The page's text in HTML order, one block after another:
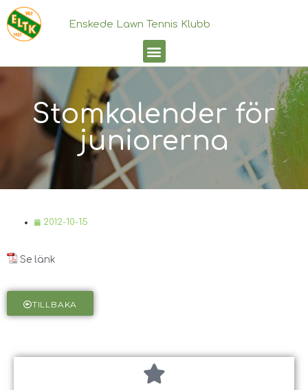
Enskede Lawn Tennis Klubb
Stomkalender för
juniorerna
2012-10-15
Se länk
TILLBAKA